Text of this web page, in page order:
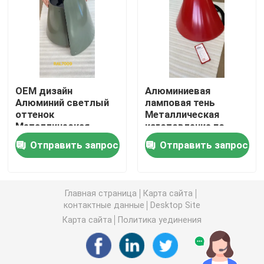
Части инжекционного метода литья
Части заливки формы
Части для сварки листового металла
Части для изгиба листового металла
Части CNC поворачивая
Фрезерные детали с ЧПУ
OEM дизайн
Алюминий светлый
оттенок
Металлическая
изготовление на
заказ с помощью
CNC-обработки
Отправить запрос
Алюминиевая
ламповая тень
Металлическая
изготовление по
заказу с CNC-
обработкой,
изгибкой, сваркой
Отправить запрос
Главная страница
Карта сайта
контактные данные
Desktop Site
Карта сайта
Политика уединения